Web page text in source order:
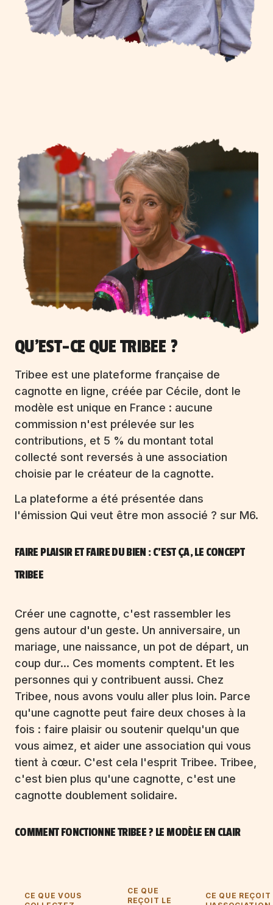
QU'EST-CE QUE TRIBEE ?
Tribee est une plateforme française de
cagnotte en ligne, créée par Cécile, dont le
modèle est unique en France : aucune
commission n'est prélevée sur les
contributions, et 5 % du montant total
collecté sont reversés à une association
choisie par le créateur de la cagnotte.
La plateforme a été présentée dans
l'émission Qui veut être mon associé ? sur M6.
FAIRE PLAISIR ET FAIRE DU BIEN : C'EST ÇA, LE CONCEPT
TRIBEE
Créer une cagnotte, c'est rassembler les
gens autour d'un geste. Un anniversaire, un
mariage, une naissance, un pot de départ, un
coup dur... Ces moments comptent. Et les
personnes qui y contribuent aussi. Chez
Tribee, nous avons voulu aller plus loin. Parce
qu'une cagnotte peut faire deux choses à la
fois : faire plaisir ou soutenir quelqu'un que
vous aimez, et aider une association qui vous
tient à cœur. C'est cela l'esprit Tribee. Tribee,
c'est bien plus qu'une cagnotte, c'est une
cagnotte doublement solidaire.
COMMENT FONCTIONNE TRIBEE ? LE MODÈLE EN CLAIR
CE QUE VOUS
CE QUE
REÇOIT LE
CE QUE REÇOIT